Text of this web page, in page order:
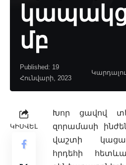
մբ
Published: 19
Հունվարի, 2023
ԿԻՍՎԵԼ
Խոր ցավով
զորամասի
վաշտի
հրդեհի